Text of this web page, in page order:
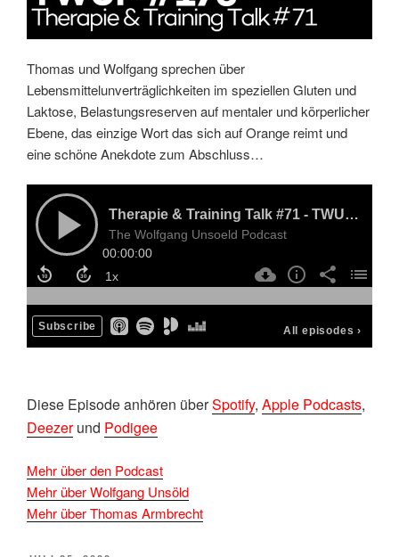
Thomas und Wolfgang sprechen über
Lebensmittelunverträglichkeiten im speziellen Gluten und
Laktose, Belastungsreserven auf mentaler und körperlicher
Ebene, das einzige Wort das sich auf Orange reimt und
eine schöne Anekdote zum Abschluss…
Diese Episode anhören überSpotify, Apple Podcasts,
Deezerund Podigee
Mehr über den Podcast
Mehr über Wolfgang Unsöld
Mehr über Thomas Armbrecht